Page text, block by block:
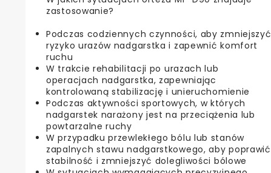
zastosowanie?
Podczas codziennych czynności, aby zmniejszyć
ryzyko urazów nadgarstka i zapewnić komfort
ruchu
W trakcie rehabilitacji po urazach lub
operacjach nadgarstka, zapewniając
kontrolowaną stabilizację i unieruchomienie
Podczas aktywności sportowych, w których
nadgarstek narażony jest na przeciążenia lub
powtarzalne ruchy
W przypadku przewlekłego bólu lub stanów
zapalnych stawu nadgarstkowego, aby poprawić
stabilność i zmniejszyć dolegliwości bólowe